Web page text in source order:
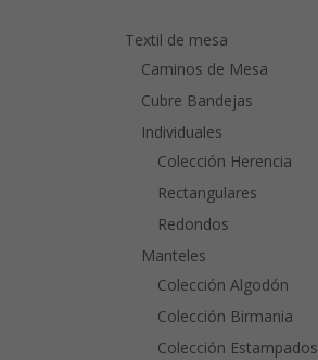
Textil de mesa
Caminos de Mesa
Cubre Bandejas
Individuales
Colección Herencia
Rectangulares
Redondos
Manteles
Colección Algodón
Colección Birmania
Colección Estampados